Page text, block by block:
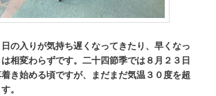
の入りが気持ち遅くなってきたり、早くなっ
相変わらずです。二十四節季では８月２３日
き始める頃ですが、まだまだ気温３０度を超
。